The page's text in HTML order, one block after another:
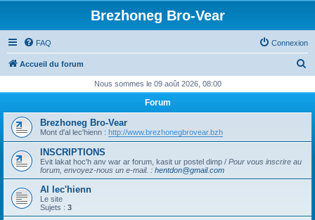
Brezhoneg Bro-Vear
FAQ Connexion
Accueil du forum
h
h
r
Nous sommes le 09 août 2026, 08:00
Forum
Brezhoneg Bro-Vear
Mont d'al lec'hienn : http://www.brezhonegbrovear.bzh
INSCRIPTIONS
Evit lakat hoc'h anv war ar forum, kasit ur postel dimp / Pour vous inscrire au
forum, envoyez-nous un e-mail. : hentdon@gmail.com
Al lec'hienn
Le site
Sujets : 3